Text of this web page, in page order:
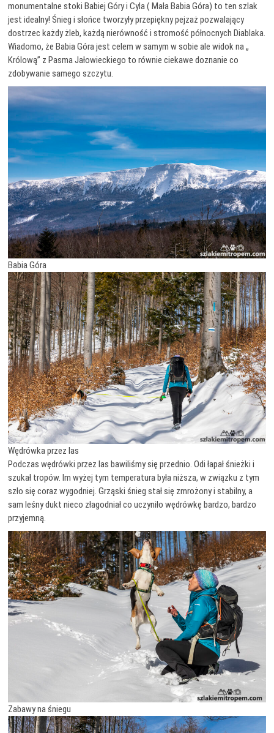
monumentalne stoki Babiej Góry i Cyla ( Mała Babia Góra) to ten szlak
jest idealny! Śnieg i słońce tworzyły przepiękny pejzaż pozwalający
dostrzec każdy żleb, każdą nierówność i stromość północnych Diablaka.
Wiadomo, że Babia Góra jest celem w samym w sobie ale widok na „
Królową” z Pasma Jałowieckiego to równie ciekawe doznanie co
zdobywanie samego szczytu.
Babia Góra
Wędrówka przez las
Podczas wędrówki przez las bawiliśmy się przednio. Odi łapał śnieżki i
szukał tropów. Im wyżej tym temperatura była niższa, w związku z tym
szło się coraz wygodniej. Grząski śnieg stał się zmrożony i stabilny, a
sam leśny dukt nieco złagodniał co uczyniło wędrówkę bardzo, bardzo
przyjemną.
Zabawy na śniegu